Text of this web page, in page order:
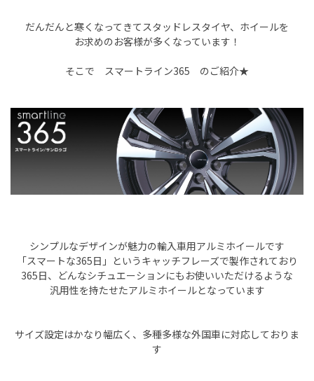
だんだんと寒くなってきてスタッドレスタイヤ、ホイールを
お求めのお客様が多くなっています！
そこで スマートライン365 のご紹介★
シンプルなデザインが魅力の輸入車用アルミホイールです
「スマートな365日」というキャッチフレーズで製作されており
365日、どんなシチュエーションにもお使いいただけるような
汎用性を持たせたアルミホイールとなっています
サイズ設定はかなり幅広く、多種多様な外国車に対応しておりま
す